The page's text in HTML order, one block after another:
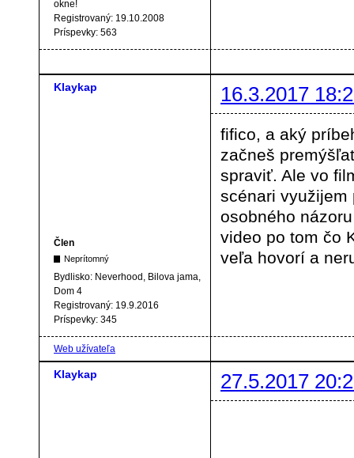
okne!
Registrovaný: 19.10.2008
Príspevky: 563
Klaykap 16.3.2017
Člen
Neprítomný
Bydlisko: Neverhood, Bilova jama,
Dom 4
Registrovaný: 19.9.2016
Príspevky: 345
fifico, a aký
začneš
spraviť. Ale vo
scénari využijem
osobného
video po tom čo
veľa hovorí a
Web užívateľa
Klaykap 27.5.2017